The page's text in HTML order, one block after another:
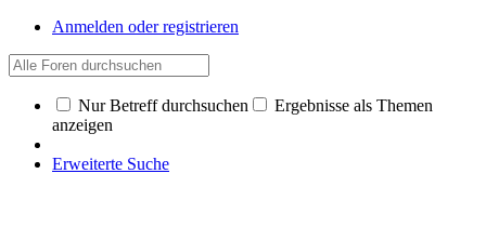
Anmelden oder registrieren
Nur Betreff durchsuchen
Ergebnisse als Themen
anzeigen
Erweiterte Suche